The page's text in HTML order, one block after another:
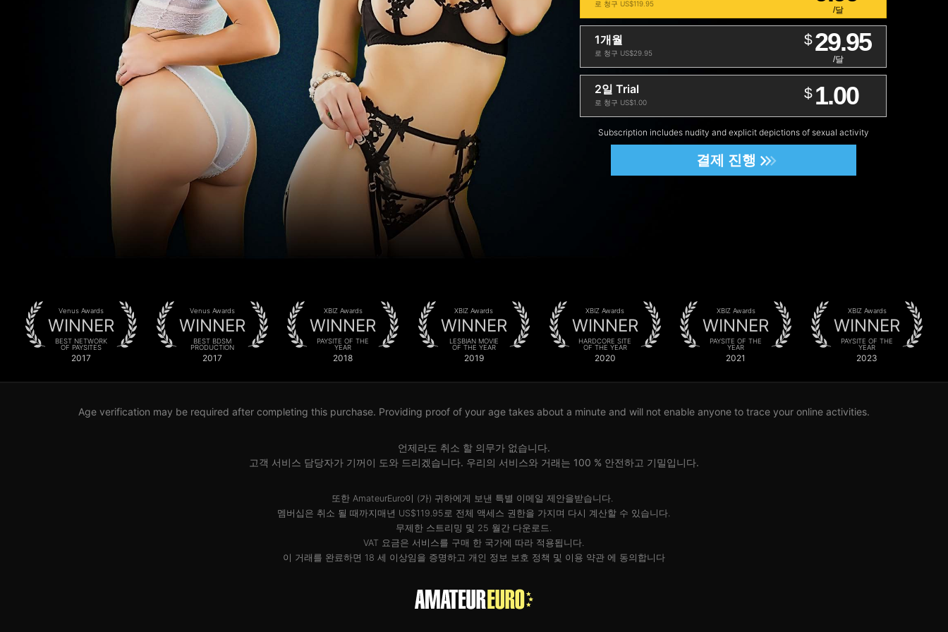
로 청구 US$119.95
/달
1개월
로 청구 US$29.95
$29.95
/달
2일 Trial
로 청구 US$1.00
$ 1.00
Subscription includes nudity and explicit depictions of sexual activity
결제 진행
Venus Awards
WINNER
BEST NETWORK
OF PAYSITES
2017
Venus Awards
WINNER
BEST BDSM
PRODUCTION
2017
XBIZ Awards
WINNER
PAYSITE OF THE
YEAR
2018
XBIZ Awards
WINNER
LESBIAN MOVIE
OF THE YEAR
2019
XBIZ Awards
WINNER
HARDCORE SITE
OF THE YEAR
2020
XBIZ Awards
WINNER
PAYSITE OF THE
YEAR
2021
XBIZ Awards
WINNER
PAYSITE OF THE
YEAR
2023
Age verification may be required after completing this purchase. Providing proof of your age takes about a minute and will not enable anyone to trace your online activities.
언제라도 취소 할 의무가 없습니다.
고객 서비스 담당자가 기꺼이 도와 드리겠습니다. 우리의 서비스와 거래는 100 % 안전하고 기밀입니다.
또한 AmateurEuro이 (가) 귀하에게 보낸 특별 이메일 제안을받습니다.
멤버십은 취소 될 때까지매년 US$119.95로 전체 액세스 권한을 가지며 다시 계산할 수 있습니다.
무제한 스트리밍 및 25 월간 다운로드.
VAT 요금은 서비스를 구매 한 국가에 따라 적용됩니다.
이 거래를 완료하면 18 세 이상임을 증명하고 개인 정보 보호 정책 및 이용 약관에 동의합니다